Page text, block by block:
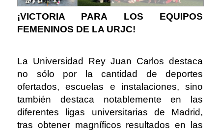
¡VICTORIA PARA LOS EQUIPOS
FEMENINOS DE LA URJC!
La Universidad Rey Juan Carlos destaca
no sólo por la cantidad de deportes
ofertados, escuelas e instalaciones, sino
también destaca notablemente en las
diferentes ligas universitarias de Madrid,
tras obtener magníficos resultados en las